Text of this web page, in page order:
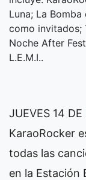
Luna; La
como invitados;
Noche After
L.E.M.I..
JUEVES 14
KaraoRocker
todas las
en la Estación